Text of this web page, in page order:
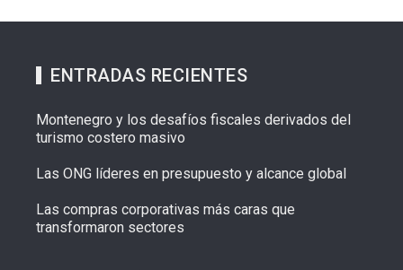
ENTRADAS RECIENTES
Montenegro y los desafíos fiscales derivados del
turismo costero masivo
Las ONG líderes en presupuesto y alcance global
Las compras corporativas más caras que
transformaron sectores